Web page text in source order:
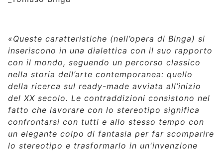
«Queste caratteristiche (nell’opera di Binga) si
inseriscono in una dialettica con il suo rapporto
con il mondo, seguendo un percorso classico
nella storia dell’arte contemporanea: quello
della ricerca sul ready-made avviata all’inizio
del XX secolo. Le contraddizioni consistono nel
fatto che lavorare con lo stereotipo significa
confrontarsi con tutti e allo stesso tempo con
un elegante colpo di fantasia per far scomparire
lo stereotipo e trasformarlo in un'invenzione